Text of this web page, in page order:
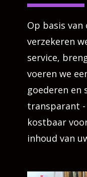
Op basis
verzekeren
service,
voeren we
goederen en
transparant
kostbaar
inhoud van